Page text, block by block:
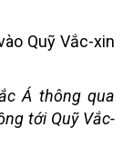
Á thông qua
tới Quỹ Vắc-